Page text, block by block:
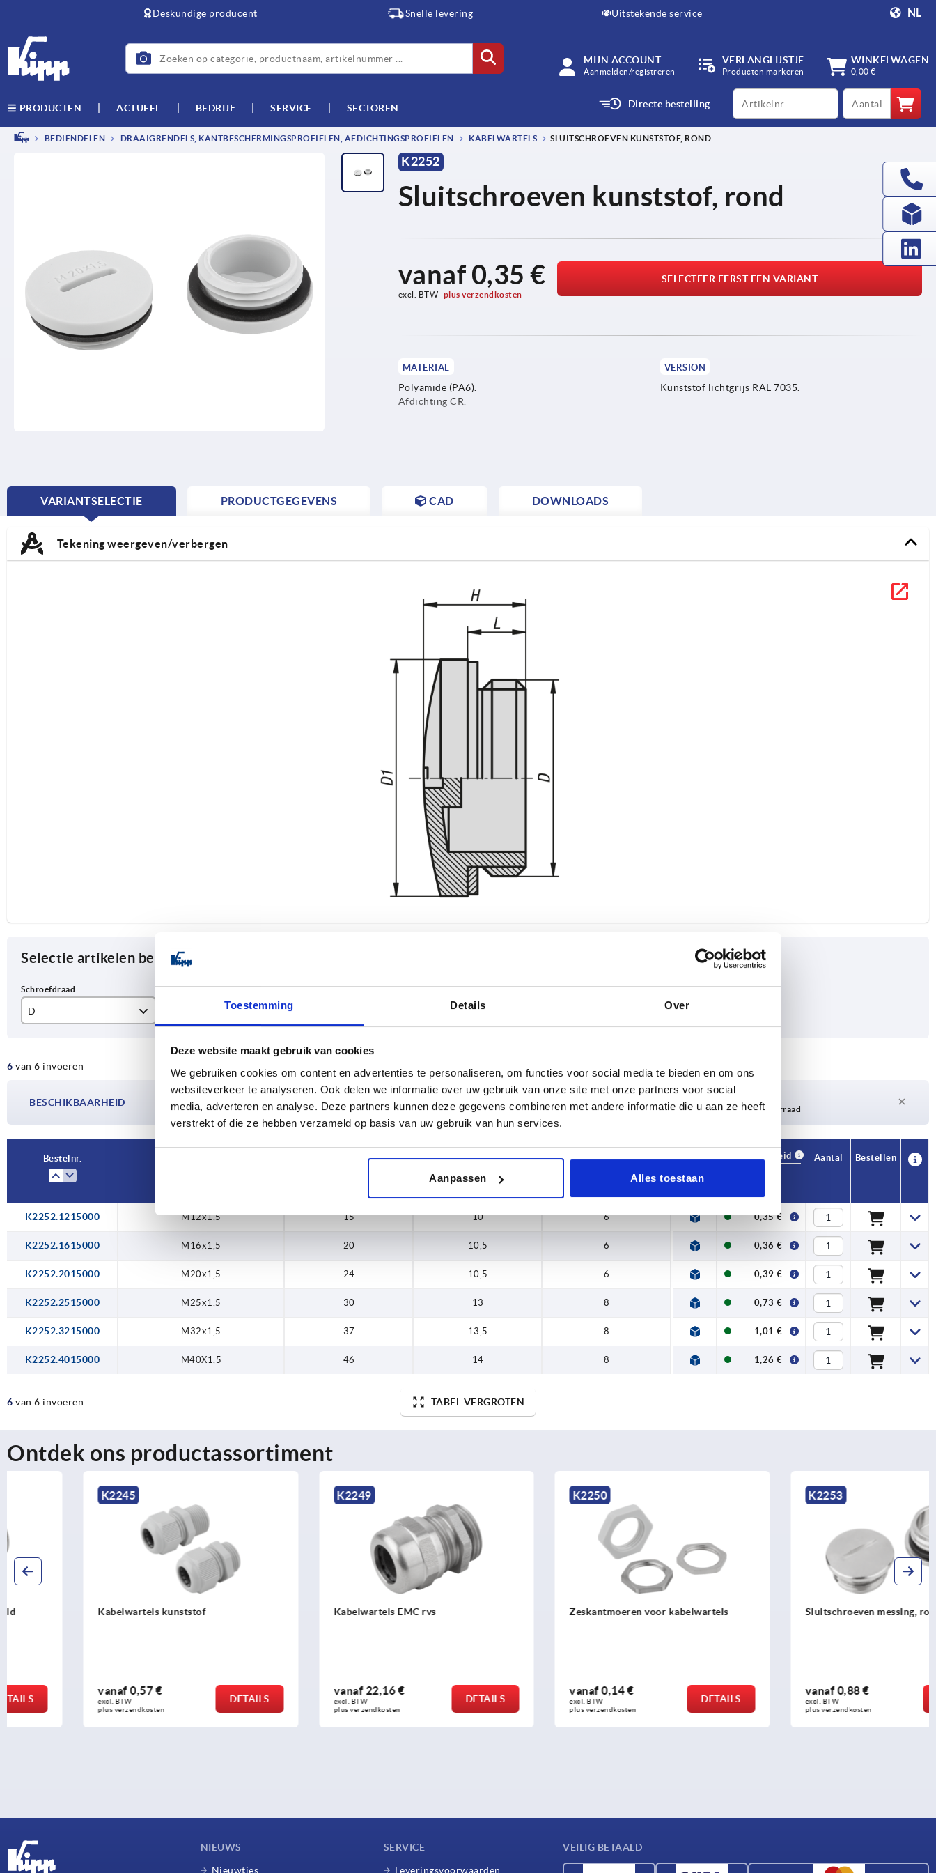
Toestemming Details Over
Deze website maakt gebruik van cookies
We gebruiken cookies om content en advertenties te personaliseren, om functies voor social media te bieden en om ons
websiteverkeer te analyseren. Ook delen we informatie over uw gebruik van onze site met onze partners voor social
media, adverteren en analyse. Deze partners kunnen deze gegevens combineren met andere informatie die u aan ze heeft
verstrekt of die ze hebben verzameld op basis van uw gebruik van hun services.
Aanpassen Alles toestaan
Deskundige producent Snelle levering Uitstekende service NL
MIJN ACCOUNT
Aanmelden/registreren
VERLANGLIJSTJE
Producten markeren
WINKELWAGEN
0,00 €
PRODUCTEN ACTUEEL BEDRIJF SERVICE SECTOREN Directe bestelling
productCode qty
BEDIENDELEN DRAAIGRENDELS, KANTBESCHERMINGSPROFIELEN, AFDICHTINGSPROFIELEN KABELWARTELS SLUITSCHROEVEN KUNSTSTOF, ROND
K2252
Sluitschroeven kunststof, rond
vanaf0,35 €
excl. BTW plus verzendkosten
SELECTEER EERST EEN VARIANT
MATERIAL
Polyamide (PA6).
Afdichting CR.
VERSION
Kunststof lichtgrijs RAL 7035.
VARIANTSELECTIE
CURRENT
PRODUCTGEGEVENS CAD DOWNLOADS
Tekening weergeven/verbergen
Selectie artikelen begrenzen
D
M16x1,5
M25x1,5
M40X1,5
20
24
30
37
13
13,5
14
6 van 6 invoeren
BESCHIKBAARHEID
De beschikbaarheid wordt meerdere keren per dag met regelmatige tussenpozen
bijgewerkt. In de laatste stap voordat je je bestelling afrondt, word je geïnformeerd
1-3 dagen
Levertijd op aanvraag
4-20 dagen
Momenteel niet op voorraad
Bestelnr.
CAD
Beschikbaarheid
Aantal Bestellen
K2252.1215000 M12x1,5 15 10 6 0,35 €
K2252.1615000 M16x1,5 20 10,5 6 0,36 €
K2252.2015000 M20x1,5 24 10,5 6 0,39 €
K2252.2515000 M25x1,5 30 13 8 0,73 €
K2252.3215000 M32x1,5 37 13,5 8 1,01 €
K2252.4015000 M40X1,5 46 14 8 1,26 €
6 van 6 invoeren TABEL VERGROTEN
Ontdek ons productassortiment
Kabelwartels kunststof
vanaf
excl. BTW
plus verzendkosten
Kabelwartels EMC rvs
vanaf
excl. BTW
plus verzendkosten
Zeskantmoeren voor kabelwartels
vanaf
excl. BTW
plus verzendkosten
Sluitschroeven messing, rond
vanaf
excl. BTW
plus verzendkosten
NIEUWS
Nieuwtjes
SERVICE
Leveringsvoorwaarden
VEILIG BETAALD